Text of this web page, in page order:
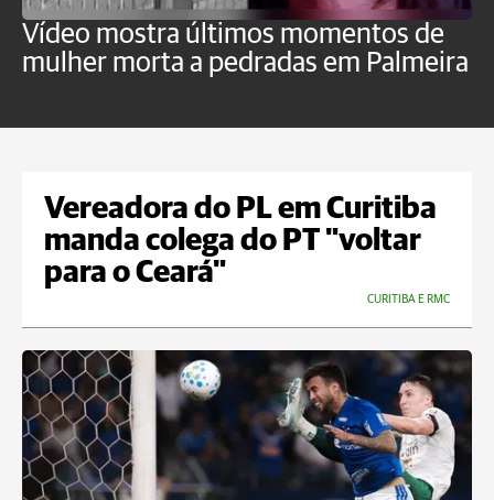
Vídeo mostra últimos momentos de
mulher morta a pedradas em Palmeira
Vereadora do PL em Curitiba
manda colega do PT "voltar
para o Ceará"
CURITIBA E RMC